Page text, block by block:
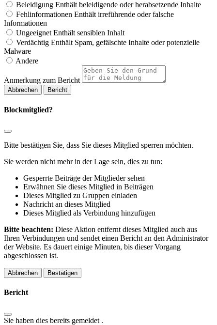
Beleidigung Enthält beleidigende oder herabsetzende Inhalte
Fehlinformationen Enthält irreführende oder falsche
Informationen
Ungeeignet Enthält sensiblen Inhalt
Verdächtig Enthält Spam, gefälschte Inhalte oder potenzielle
Malware
Andere
Anmerkung zum Bericht
Bericht
Blockmitglied?
Bitte bestätigen Sie, dass Sie dieses Mitglied sperren möchten.
Sie werden nicht mehr in der Lage sein, dies zu tun:
Gesperrte Beiträge der Mitglieder sehen
Erwähnen Sie dieses Mitglied in Beiträgen
Dieses Mitglied zu Gruppen einladen
Nachricht an dieses Mitglied
Dieses Mitglied als Verbindung hinzufügen
Bitte beachten: Diese Aktion entfernt dieses Mitglied auch aus
Ihren Verbindungen und sendet einen Bericht an den Administrator
der Website. Es dauert einige Minuten, bis dieser Vorgang
abgeschlossen ist.
Bestätigen
Bericht
Sie haben dies bereits gemeldet .